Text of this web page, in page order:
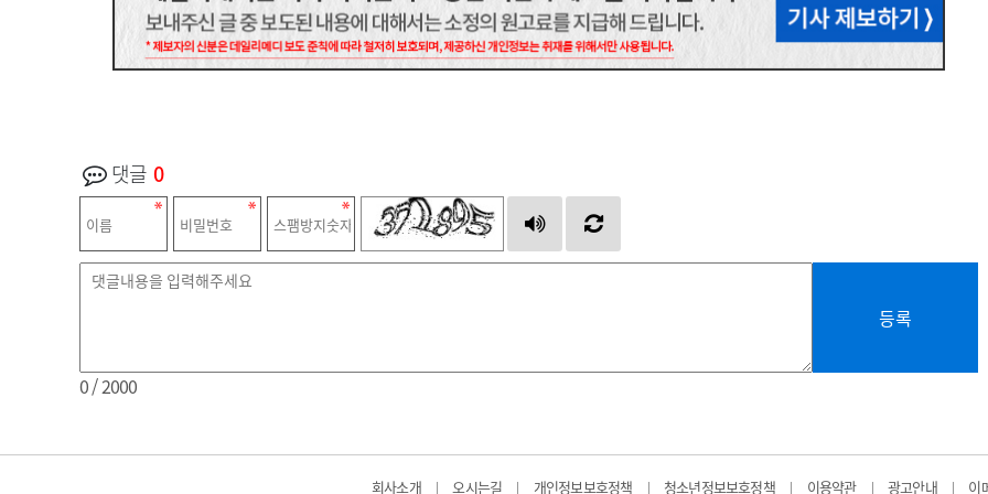
댓글 0
등록
0/ 2000
회사소개 | 오시는길 | 개인정보보호정책 | 청소년정보보호정책 | 이용약관 | 광고안내 | 이